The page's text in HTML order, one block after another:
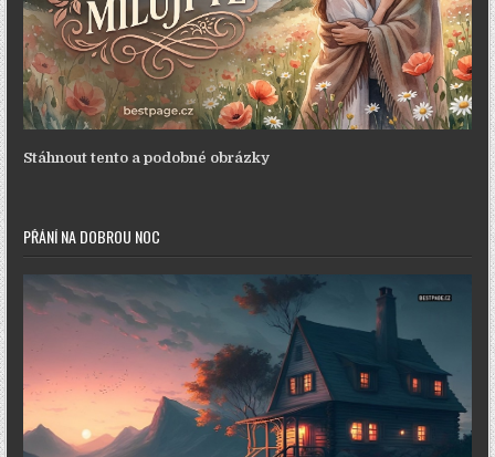
Stáhnout tento a podobné obrázky
PŘÁNÍ NA DOBROU NOC